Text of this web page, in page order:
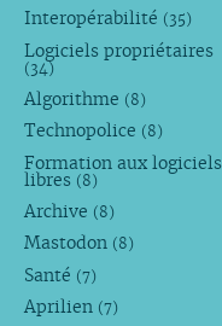
Interopérabilité (35)
Logiciels propriétaires
(34)
Algorithme (8)
Technopolice (8)
Formation aux logiciels
libres (8)
Archive (8)
Mastodon (8)
Santé (7)
Aprilien (7)